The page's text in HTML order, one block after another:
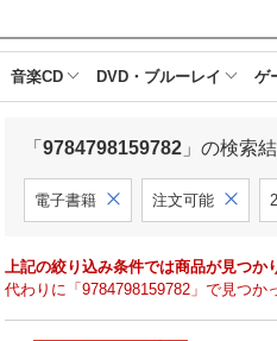
音楽CD DVD・ブルーレイ ゲ
「 9784798159782 」の検索
電子書籍 注文可能
上記の絞り込み条件では商品が見つか
代わりに「9784798159782」で見つか